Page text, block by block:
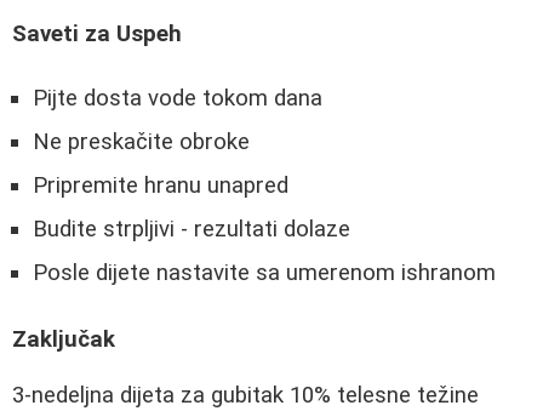
Saveti za Uspeh
Pijte dosta vode tokom dana
Ne preskačite obroke
Pripremite hranu unapred
Budite strpljivi - rezultati dolaze
Posle dijete nastavite sa umerenom ishranom
Zaključak
3-nedeljna dijeta za gubitak 10% telesne težine